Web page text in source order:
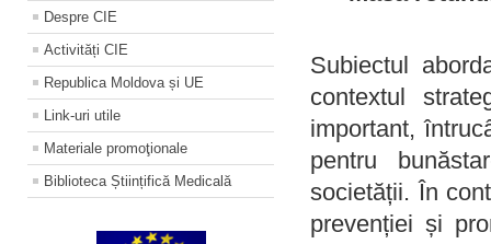
Despre CIE
Activități CIE
Republica Moldova și UE
Link-uri utile
Materiale promoţionale
Biblioteca Științifică Medicală
Subiectul
contextul
important,
pentru
societății. În
prevenției și